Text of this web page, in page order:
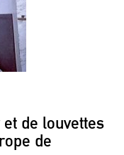
de louvettes
de